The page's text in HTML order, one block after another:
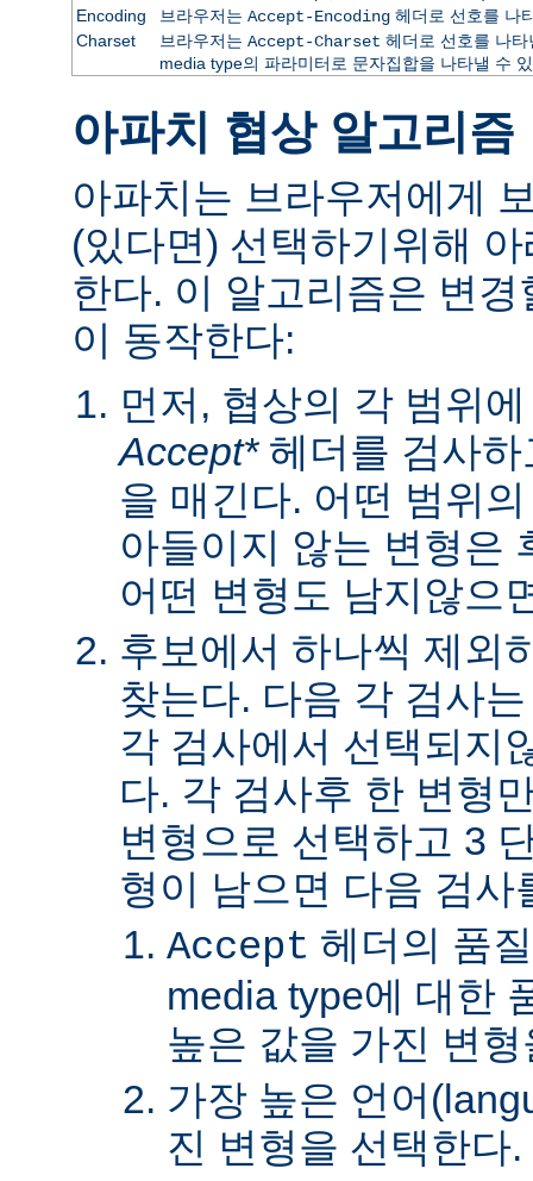
Encoding
브라우저는 Accept-Encoding헤더로 선호를 나
Charset
브라우저는 Accept-Charset 헤더로 선호를 나
media type의 파라미터로 문자집합을 나타낼 수
아파치 협상 알고리즘
아파치는 브라우저에게
(있다면) 선택하기위해
한다. 이 알고리즘은 변
이 동작한다:
먼저, 협상의 각 범위
Accept*헤더를 검사하
을 매긴다. 어떤 범위
아들이지 않는 변형은
어떤 변형도 남지않으
후보에서 하나씩 제외
찾는다. 다음 각 검사
각 검사에서 선택되지
다. 각 검사후 한 변형
변형으로 선택하고 3
형이 남으면 다음 검사
Accept 헤더의 품
media type에 대한
높은 값을 가진 변
가장 높은 언어
진 변형을 선택한다.